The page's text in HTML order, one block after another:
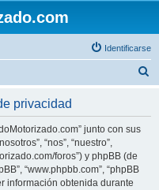
Identificarse
privacidad
junto con sus
“nos”, “nuestro”,
foros”) y phpBB (de
“www.phpbb.com”, “phpBB
información obtenida durante